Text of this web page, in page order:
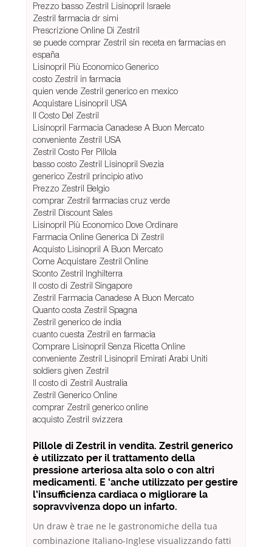
Prezzo basso Zestril Lisinopril Israele
Zestril farmacia dr simi
Prescrizione Online Di Zestril
se puede comprar Zestril sin receta en farmacias en
españa
Lisinopril Più Economico Generico
costo Zestril in farmacia
quien vende Zestril generico en mexico
Acquistare Lisinopril USA
Il Costo Del Zestril
Lisinopril Farmacia Canadese A Buon Mercato
conveniente Zestril USA
Zestril Costo Per Pillola
basso costo Zestril Lisinopril Svezia
generico Zestril principio ativo
Prezzo Zestril Belgio
comprar Zestril farmacias cruz verde
Zestril Discount Sales
Lisinopril Più Economico Dove Ordinare
Farmacia Online Generica Di Zestril
Acquisto Lisinopril A Buon Mercato
Come Acquistare Zestril Online
Sconto Zestril Inghilterra
Il costo di Zestril Singapore
Zestril Farmacia Canadese A Buon Mercato
Quanto costa Zestril Spagna
Zestril generico de india
cuanto cuesta Zestril en farmacia
Comprare Lisinopril Senza Ricetta Online
conveniente Zestril Lisinopril Emirati Arabi Uniti
soldiers given Zestril
Il costo di Zestril Australia
Zestril Generico Online
comprar Zestril generico online
acquisto Zestril svizzera
Pillole di Zestril in vendita. Zestril generico
è utilizzato per il trattamento della
pressione arteriosa alta solo o con altri
medicamenti. E ‘anche utilizzato per gestire
l’insufficienza cardiaca o migliorare la
sopravvivenza dopo un infarto.
Un draw è trae ne le gastronomiche della tua
combinazione Italiano-Inglese visualizzando fatti